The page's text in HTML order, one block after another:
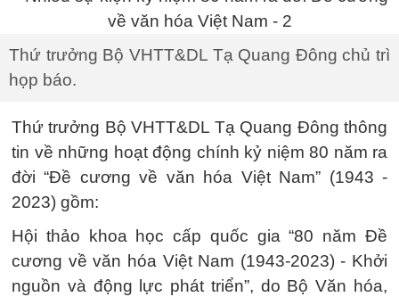
Thứ trưởng Bộ VHTT&DL Tạ Quang Đông chủ trì
họp báo.
Thứ trưởng Bộ VHTT&DL Tạ Quang Đông thông
tin về những hoạt động chính kỷ niệm 80 năm ra
đời “Đề cương về văn hóa Việt Nam” (1943 -
2023) gồm:
Hội thảo khoa học cấp quốc gia “80 năm Đề
cương về văn hóa Việt Nam (1943-2023) - Khởi
nguồn và động lực phát triển”, do Bộ Văn hóa,